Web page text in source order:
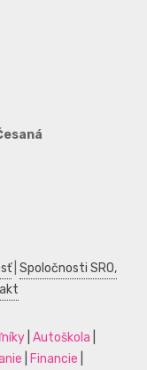
| Spoločnosti SRO,
Autoškola
Financie